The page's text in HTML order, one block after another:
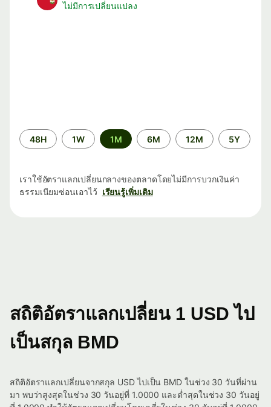
ไม่มีการเปลี่ยนแปลง
ระยะ
เวลา
48H 1W 1M 6M 12M 5Y
เราใช้อัตราแลกเปลี่ยนกลางของตลาดโดยไม่มีการบวกเงินค่า
ธรรมเนียมซ่อนเอาไว้ เรียนรู้เพิ่มเติม
สถิติอัตราแลกเปลี่ยน 1 USD ไป
เป็นสกุล BMD
สถิติอัตราแลกเปลี่ยนจากสกุล USD ไปเป็น BMD ในช่วง 30 วันที่ผ่าน
มา พบว่าสูงสุดในช่วง 30 วันอยู่ที่ 1.0000 และต่ำสุดในช่วง 30 วันอยู่